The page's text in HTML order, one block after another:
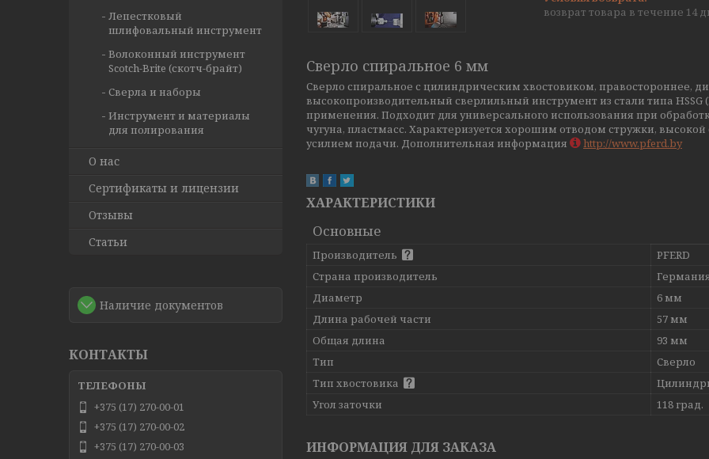
возврат товара в течение 14
Сверло спиральное 6 мм
Сверло спиральное с цилиндрическим хвостовиком, правостороннее,
высокопроизводительный сверлильный инструмент из стали типа
применения. Подходит для универсального использования при
чугуна, пластмасс. Характеризуется хорошим отводом стружки,
усилием подачи. Дополнительная информация
http://www.pferd.by
ХАРАКТЕРИСТИКИ
Основные
Производитель
PFERD
Страна производитель
Диаметр
6 мм
Длина рабочей части
57 мм
Общая длина
93 мм
Тип
Сверло
Тип хвостовика
Угол заточки
118 град.
ИНФОРМАЦИЯ ДЛЯ ЗАКАЗА
Лепестковый
шлифовальный инструмент
Волоконный инструмент
Scotch-Brite (скотч-брайт)
Сверла и наборы
Инструмент и материалы
для полирования
О нас
Сертификаты и лицензии
Отзывы
Статьи
Наличие документов
КОНТАКТЫ
+375 (17) 270-00-01
+375 (17) 270-00-02
+375 (17) 270-00-03